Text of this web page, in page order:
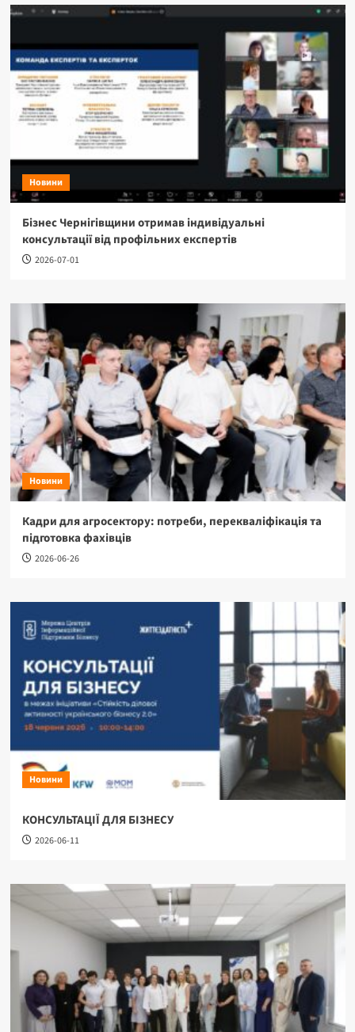
Новини
Бізнес Чернігівщини отримав індивідуальні
консультації від профільних експертів
2026-07-01
Новини
Кадри для агросектору: потреби, перекваліфікація та
підготовка фахівців
2026-06-26
Новини
КОНСУЛЬТАЦІЇ ДЛЯ БІЗНЕСУ
2026-06-11